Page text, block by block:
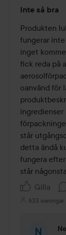
1
av
5
Inte så bra
Produkten
fungerar inte
inget
fick reda på
oanvänd för
ingredienser
står
detta ändå
fungera
står
Gilla
633 visningar